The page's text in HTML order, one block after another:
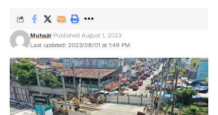
Last updated: 2023/08/01 at 1:49 PM
Muhajir Published August 1, 2023